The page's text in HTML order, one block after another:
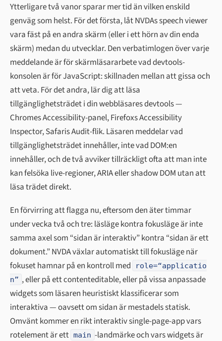
Ytterligare två vanor sparar mer tid än vilken enskild
genväg som helst. För det första, låt NVDAs speech viewer
vara fäst på en andra skärm (eller i ett hörn av din enda
skärm) medan du utvecklar. Den verbatimlogen över varje
meddelande är för skärmläsararbete vad devtools-
konsolen är för JavaScript: skillnaden mellan att gissa och
att veta. För det andra, lär dig att läsa
tillgänglighetsträdet i din webbläsares devtools —
Chromes Accessibility-panel, Firefoxs Accessibility
Inspector, Safaris Audit-flik. Läsaren meddelar vad
tillgänglighetsträdet innehåller, inte vad DOM:en
innehåller, och de två avviker tillräckligt ofta att man inte
kan felsöka live-regioner, ARIA eller shadow DOM utan att
läsa trädet direkt.
En förvirring att flagga nu, eftersom den äter timmar
under vecka två och tre: läsläge kontra fokusläge är inte
samma axel som “sidan är interaktiv” kontra “sidan är ett
dokument.” NVDA växlar automatiskt till fokusläge när
fokuset hamnar på en kontroll med
role=“applicatio
n” , eller på ett contenteditable, eller på vissa anpassade
widgets som läsaren heuristiskt klassificerar som
interaktiva — oavsett om sidan är mestadels statisk.
Omvänt kommer en rikt interaktiv single-page-app vars
rotelement är ett main -landmärke och vars widgets är